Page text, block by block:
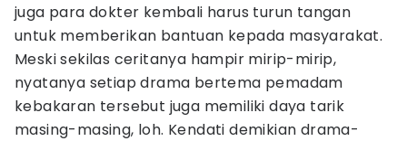
juga para dokter kembali harus turun tangan
untuk memberikan bantuan kepada masyarakat.
Meski sekilas ceritanya hampir mirip-mirip,
nyatanya setiap drama bertema pemadam
kebakaran tersebut juga memiliki daya tarik
masing-masing, loh. Kendati demikian drama-